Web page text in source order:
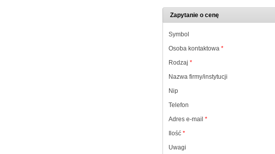
Zapytanie o cenę
Symbol
Osoba kontaktowa *
Rodzaj *
Nazwa firmy/instytucji
Nip
Telefon
Adres e-mail *
Ilość *
Uwagi